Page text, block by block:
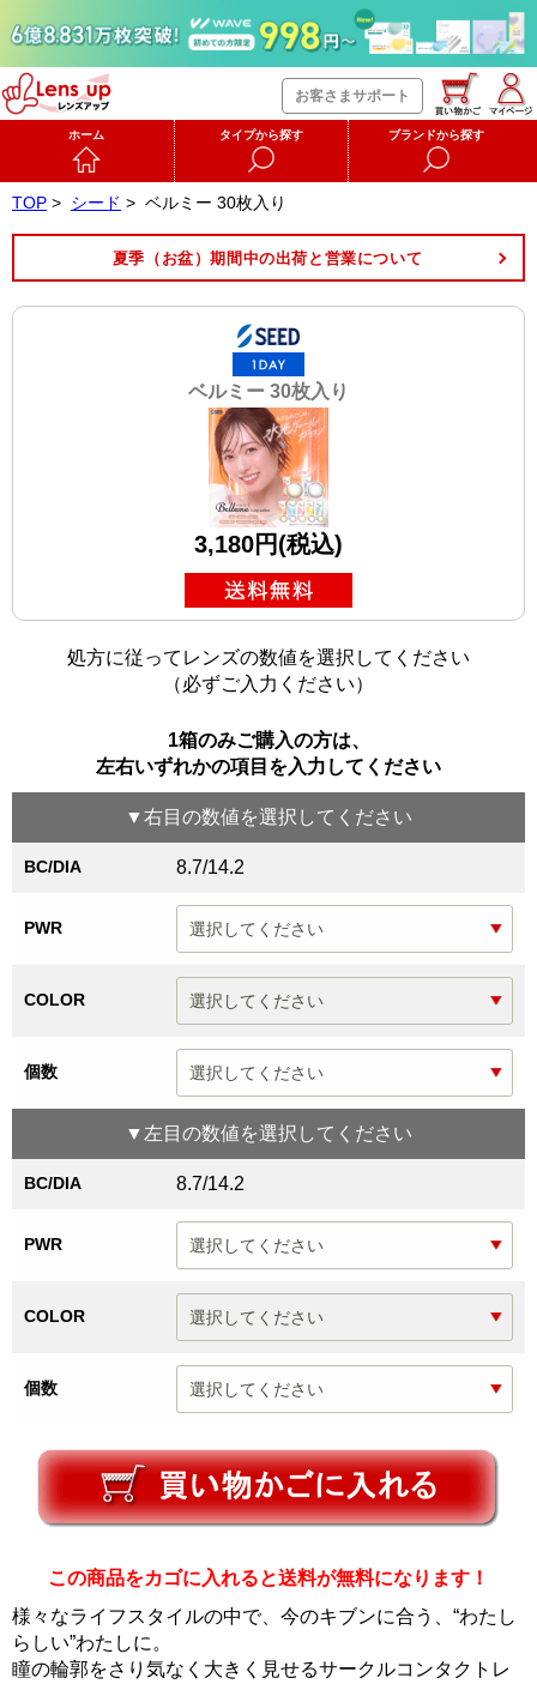
お客さまサポート
ホーム タイプから探す ブランドから探す
TOP > シード > ベルミー 30枚入り
夏季（お盆）期間中の出荷と営業について
ベルミー 30枚入り
3,180円(税込)
処方に従ってレンズの数値を選択してください
（必ずご入力ください）
1箱のみご購入の方は、
左右いずれかの項目を入力してください
▼右目 の数値を選択してください
BC/DIA 8.7/14.2
PWR
COLOR
個数
▼ 左目 の数値を選択してください
BC/DIA 8.7/14.2
PWR
COLOR
個数
この商品をカゴに入れると送料が無料になります！
様々なライフスタイルの中で、今のキブンに合う、“わたし
らしい”わたしに。
瞳の輪郭をさり気なく大きく見せるサークルコンタクトレ